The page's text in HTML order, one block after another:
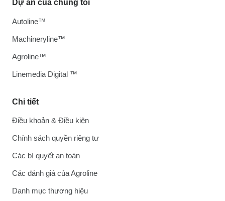
Chi tiết
Điều khoản & Điều kiện
Chính sách quyền riêng tư
Các bí quyết an toàn
Các đánh giá của Agroline
Danh mục thương hiệu
Dự án của chúng tôi
Autoline™
Machineryline™
Agroline™
Linemedia Digital ™